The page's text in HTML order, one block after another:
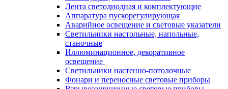
Лента светодиодная и комплектующие
Аппаратура пускорегулирующая
Аварийное освещение и световые указатели
Светильники настольные, напольные,
станочные
Иллюминационное, декоративное
освещение
Светильники настенно-потолочные
Фонари и переносные световые приборы